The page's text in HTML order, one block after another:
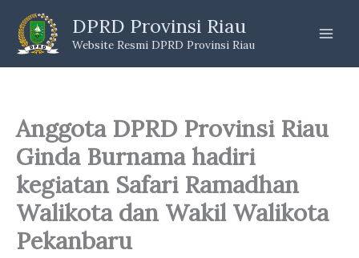
content
DPRD Provinsi Riau
Website Resmi DPRD Provinsi Riau
Anggota DPRD Provinsi Riau
Ginda Burnama hadiri
kegiatan Safari Ramadhan
Walikota dan Wakil Walikota
Pekanbaru